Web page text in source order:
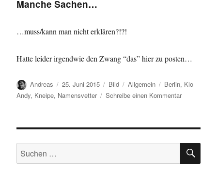
Manche Sachen…
…muss/kann man nicht erklären?!?!
Hatte leider irgendwie den Zwang “das” hier zu posten…
Autor
Andreas
Veröffentlicht
am
25. Juni 2015 Format
Bild Kategorien
Allgemein Schlagwörter
Berlin, Klo
Andy, Kneipe, Namensvetter Schreibe einen Kommentarzu
Suchen
nach: